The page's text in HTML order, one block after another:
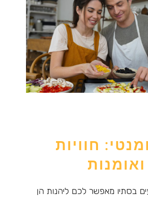
חוויות
בסתיו מאפשר לכם ליהנות הן